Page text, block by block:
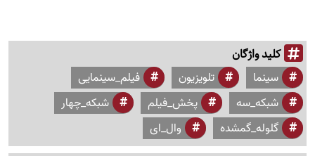
کلید واژگان
سینما تلویزیون
فیلم_سینمایی
شبکه_سه
پخش_فیلم
شبکه_چهار
گلوله_گمشده
وال_ای